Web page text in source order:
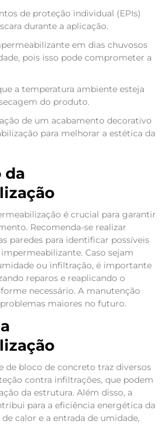
de proteção individual (EPIs)
durante a aplicação.
em dias chuvosos
pois isso pode comprometer a
a temperatura ambiente esteja
do produto.
de um acabamento decorativo
para melhorar a estética da
da
é crucial para garantir
Recomenda-se realizar
paredes para identificar possíveis
Caso sejam
ou infiltração, é importante
reparos e reaplicando o
necessário. A manutenção
maiores no futuro.
de bloco de concreto traz diversos
contra infiltrações, que podem
da estrutura. Além disso, a
para a eficiência energética da
calor e a entrada de umidade,